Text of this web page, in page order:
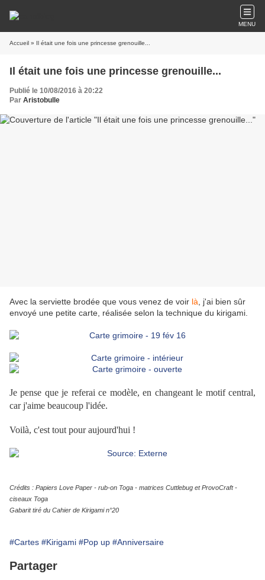
MENU
Accueil » Il était une fois une princesse grenouille...
Il était une fois une princesse grenouille...
Publié le 10/08/2016 à 20:22
Par Aristobulle
Avec la serviette brodée que vous venez de voir là , j'ai bien sûr
envoyé une petite carte, réalisée selon la technique du kirigami.
Je pense que je referai ce modèle, en changeant le motif central,
car j'aime beaucoup l'idée.
Voilà, c'est tout pour aujourd'hui !
Crédits : Papiers Love Paper - rub-on Toga - matrices Cuttlebug et ProvoCraft -
ciseaux Toga
Gabarit tiré du Cahier de Kirigami n°20
#Cartes #Kirigami #Pop up #Anniversaire
Partager